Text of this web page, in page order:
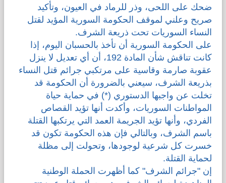
ضحك على اللحى، وذر للرماد في العيون، وتأكيد
صريح وعلني لموقف الحكومة السورية المؤيد لقتل
النساء السوريات تحت ذريعة الشرف.
على الحكومة السورية أن تأخذ بالحسبان اليوم، إذا
كانت تناقش شأن المادة 192، أن أي تعديل لا ينزل
عقوبة صارمة وقاسية على مرتكبي جرائم قتل النساء
بذريعة الشرف، سيعني بالضرورة أن الحكومة قد
تخلت عن واجبها الدستوري (*) في حماية حياة
المواطنات السوريات، وأكدت أنها تؤيد القصاص
الفردي، وأنها تؤيد الجريمة العمد التي يرتكبها القتلة
باسم الشرف، وبالتالي فإن هذه الحكومة تكون قد
خسرت كل شرعية لوجودها، وتحولت إلى مظلة
لحماية القتلة.
إن "جرائم الشرف" كما أظهرت الحملة الوطنية